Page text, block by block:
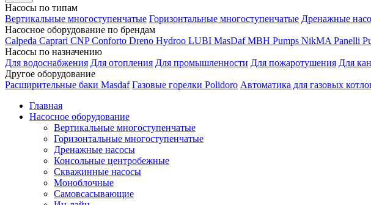
Насосы по типам
Вертикальные многоступенчатые Горизонтальные многоступенчатые Дренажные
Насосное оборудование по брендам
Calpeda Caprari CNP Conforto Dreno Hydroo LUBI MasDaf MBH Pumps NikMA Panelli
Насосы по назначению
Для водоснабжения Для отопления Для промышленности Для пожаротушения Для
Другое оборудование
Расширительные баки Masdaf Газовые горелки Polidoro Автоматика для газовых
Главная
Насосное оборудование
Вертикальные многоступенчатые
Горизонтальные многоступенчатые
Дренажные насосы
Консольные центробежные
Скважинные насосы
Моноблочные
Самовсасывающие